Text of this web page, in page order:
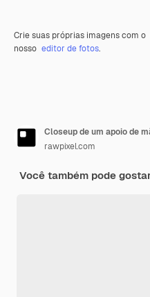
Crie suas próprias imagens com o
nosso editor de fotos.
Closeup de um apoio de
rawpixel.com
Você também pode